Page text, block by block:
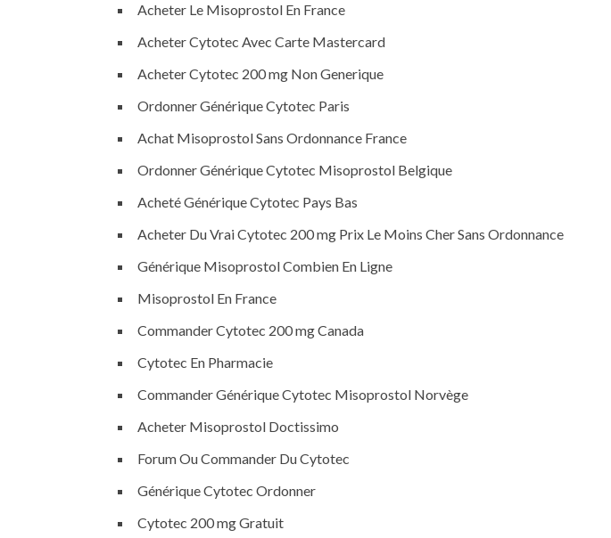
Acheter Le Misoprostol En France
Acheter Cytotec Avec Carte Mastercard
Acheter Cytotec 200 mg Non Generique
Ordonner Générique Cytotec Paris
Achat Misoprostol Sans Ordonnance France
Ordonner Générique Cytotec Misoprostol Belgique
Acheté Générique Cytotec Pays Bas
Acheter Du Vrai Cytotec 200 mg Prix Le Moins Cher Sans Ordonnance
Générique Misoprostol Combien En Ligne
Misoprostol En France
Commander Cytotec 200 mg Canada
Cytotec En Pharmacie
Commander Générique Cytotec Misoprostol Norvège
Acheter Misoprostol Doctissimo
Forum Ou Commander Du Cytotec
Générique Cytotec Ordonner
Cytotec 200 mg Gratuit